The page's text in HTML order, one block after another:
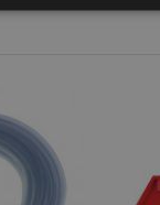
fi utilizat corect fără
Furnizor /
Domeniu
1 lună